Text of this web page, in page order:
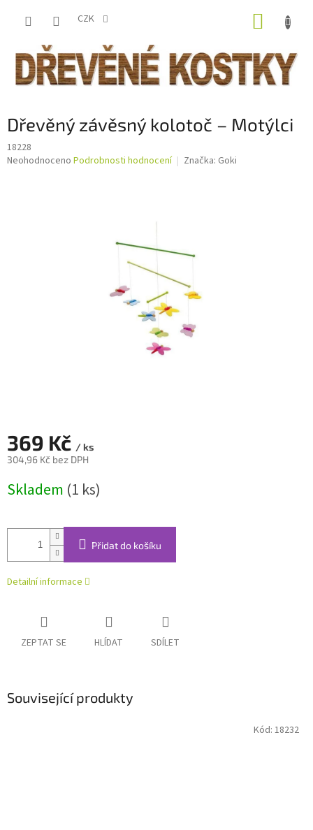
CZK
Dřevěný závěsný kolotoč – Motýlci
18228
Průměrné
Neohodnoceno Podrobnosti hodnocení Značka: Goki
369 Kč / ks
304,96 Kč bez DPH
cena:
Skladem (1 ks)
Přidat do košíku
Detailní informace
ZEPTAT SE HLÍDAT SDÍLET
Související produkty
Kód: 18232